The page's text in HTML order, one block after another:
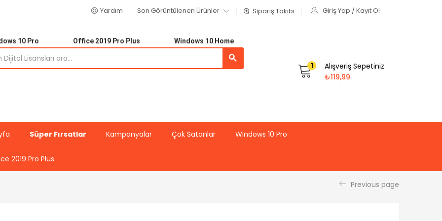
Yardım Son Görüntülenen Ürünler Sipariş Takibi Giriş Yap / Kayıt Ol
10 Pro Office 2019 Pro Plus Windows 10 Home
1
Alışveriş Sepetiniz
₺119,99
Süper Fırsatlar Kampanyalar Çok Satanlar Windows 10 Pro
2019 Pro Plus
Previous page